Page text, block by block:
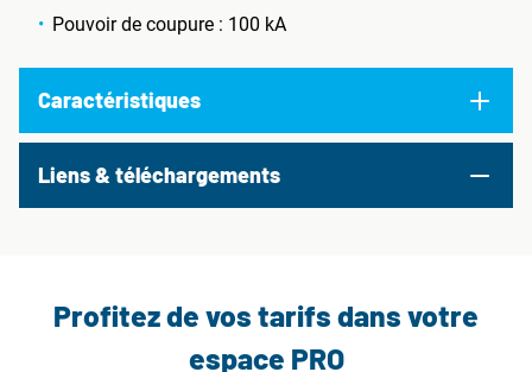
Pouvoir de coupure : 100 kA
Caractéristiques
Liens & téléchargements
Profitez de vos tarifs dans votre
espace PRO